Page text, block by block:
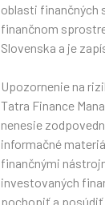
oblasti finančných
finančnom
Slovenska a je
Upozornenie na
Tatra Finance
nenesie
informačné
finančnými
investovaných
pochopiť a posúdiť